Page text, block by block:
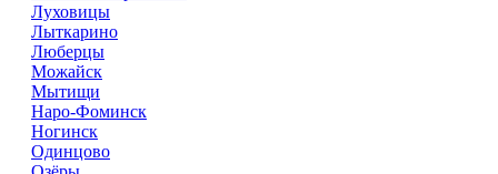
Луховицы
Лыткарино
Люберцы
Можайск
Мытищи
Наро-Фоминск
Ногинск
Одинцово